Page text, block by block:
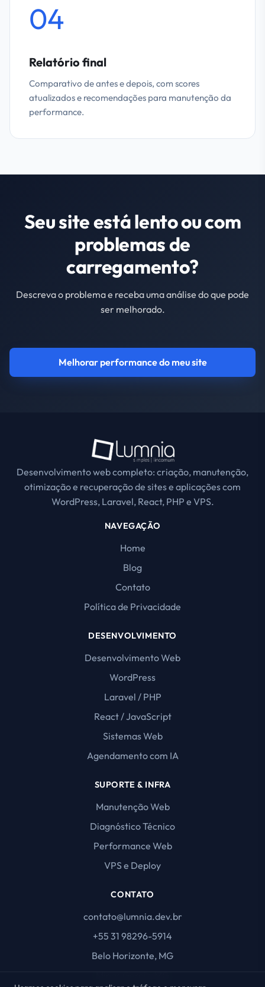
04
Relatório final
Comparativo de antes e depois, com scores
atualizados e recomendações para manutenção da
performance.
Seu site está lento ou com
problemas de
carregamento?
Descreva o problema e receba uma análise do que pode
ser melhorado.
Melhorar performance do meu site
Desenvolvimento web completo: criação, manutenção,
otimização e recuperação de sites e aplicações com
WordPress, Laravel, React, PHP e VPS.
NAVEGAÇÃO
Home
Blog
Contato
Política de Privacidade
DESENVOLVIMENTO
Desenvolvimento Web
WordPress
Laravel / PHP
React / JavaScript
Sistemas Web
Agendamento com IA
SUPORTE & INFRA
Manutenção Web
Diagnóstico Técnico
Performance Web
VPS e Deploy
CONTATO
contato@lumnia.dev.br
+55 31 98296-5914
Belo Horizonte, MG